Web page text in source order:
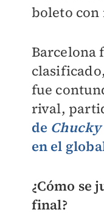
boleto con
Barcelona
fue
rival,
de Chucky
en el
¿Cómo se
final?